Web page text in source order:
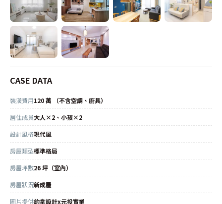
CASE DATA
裝潢費用120 萬 （不含空調、廚具）
居住成員大人×2、小孩×2
設計風格現代風
房屋類型標準格局
房屋坪數26 坪（室內）
房屋狀況新成屋
圖片提供約拿設計x元投實業